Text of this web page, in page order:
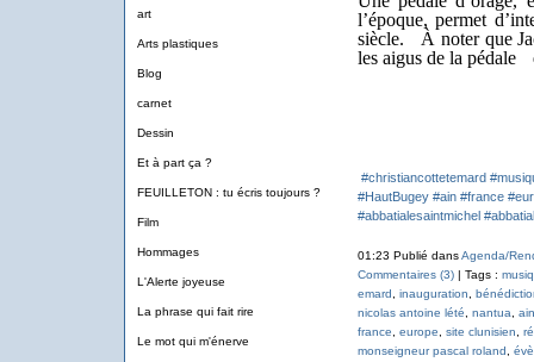
art
Arts plastiques
Blog
carnet
Dessin
Et à part ça ?
FEUILLETON : tu écris toujours ?
Film
Hommages
L'Alerte joyeuse
La phrase qui fait rire
Le mot qui m'énerve
l’époque, permet
siècle. À noter que
les aigus de la pédale
#christiancottetemard
#HautBugey #ain #france
#abbatialesaintmichel
01:23 Publié dansAgenda/
Commentaires (3)| Tags :
emard, inauguration,
nicolas antoine lété, nantua, ain
france, europe, site clunisien,
monseigneur pascal roland,